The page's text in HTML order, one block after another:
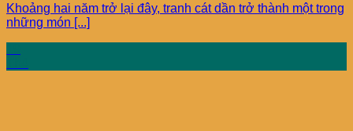
Khoảng hai năm trở lại đây, tranh cát dần trở thành một trong
những món [...]